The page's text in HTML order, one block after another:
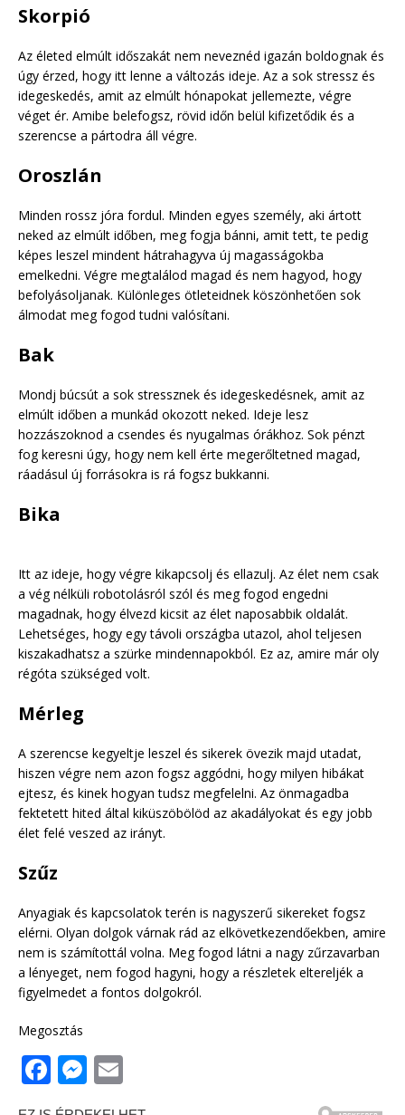
Skorpió
Az életed elmúlt időszakát nem neveznéd igazán boldognak és
úgy érzed, hogy itt lenne a változás ideje. Az a sok stressz és
idegeskedés, amit az elmúlt hónapokat jellemezte, végre
véget ér. Amibe belefogsz, rövid időn belül kifizetődik és a
szerencse a pártodra áll végre.
Oroszlán
Minden rossz jóra fordul. Minden egyes személy, aki ártott
neked az elmúlt időben, meg fogja bánni, amit tett, te pedig
képes leszel mindent hátrahagyva új magasságokba
emelkedni. Végre megtalálod magad és nem hagyod, hogy
befolyásoljanak. Különleges ötleteidnek köszönhetően sok
álmodat meg fogod tudni valósítani.
Bak
Mondj búcsút a sok stressznek és idegeskedésnek, amit az
elmúlt időben a munkád okozott neked. Ideje lesz
hozzászoknod a csendes és nyugalmas órákhoz. Sok pénzt
fog keresni úgy, hogy nem kell érte megerőltetned magad,
ráadásul új forrásokra is rá fogsz bukkanni.
Bika
Itt az ideje, hogy végre kikapcsolj és ellazulj. Az élet nem csak
a vég nélküli robotolásról szól és meg fogod engedni
magadnak, hogy élvezd kicsit az élet naposabbik oldalát.
Lehetséges, hogy egy távoli országba utazol, ahol teljesen
kiszakadhatsz a szürke mindennapokból. Ez az, amire már oly
régóta szükséged volt.
Mérleg
A szerencse kegyeltje leszel és sikerek övezik majd utadat,
hiszen végre nem azon fogsz aggódni, hogy milyen hibákat
ejtesz, és kinek hogyan tudsz megfelelni. Az önmagadba
fektetett hited által kiküszöbölöd az akadályokat és egy jobb
élet felé veszed az irányt.
Szűz
Anyagiak és kapcsolatok terén is nagyszerű sikereket fogsz
elérni. Olyan dolgok várnak rád az elkövetkezendőekben, amire
nem is számítottál volna. Meg fogod látni a nagy zűrzavarban
a lényeget, nem fogod hagyni, hogy a részletek eltereljék a
figyelmedet a fontos dolgokról.
Megosztás
F
a
M